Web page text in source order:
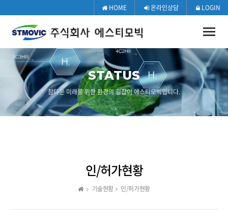
HOME 온라인상담 LOGIN
Toggle
STATUS
참다운 미래를 위한 환경의 길잡이 에스티모빅입니다.
인/허가현황
기술현황 인/허가현황